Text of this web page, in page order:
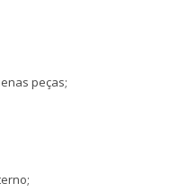
peças;